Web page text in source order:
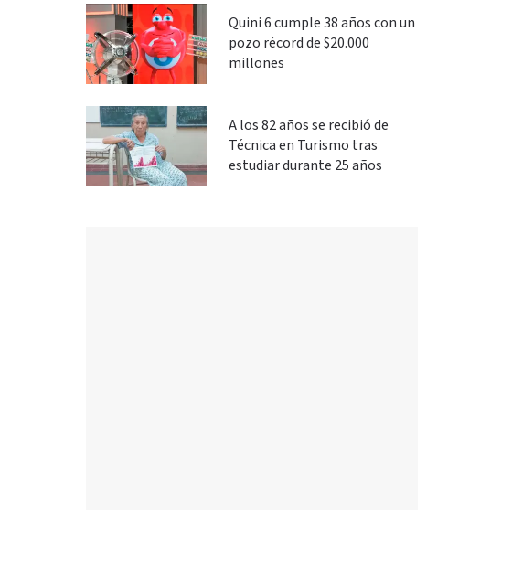
Quini 6 cumple 38 años con un
pozo récord de $20.000
millones
A los 82 años se recibió de
Técnica en Turismo tras
estudiar durante 25 años